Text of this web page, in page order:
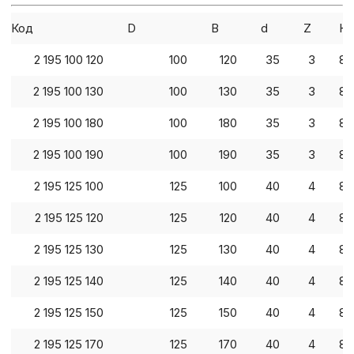
Код D B d Z
2 195 100 120 100 120 35 3
2 195 100 130 100 130 35 3
2 195 100 180 100 180 35 3
2 195 100 190 100 190 35 3
2 195 125 100 125 100 40 4
2 195 125 120 125 120 40 4
2 195 125 130 125 130 40 4
2 195 125 140 125 140 40 4
2 195 125 150 125 150 40 4
2 195 125 170 125 170 40 4